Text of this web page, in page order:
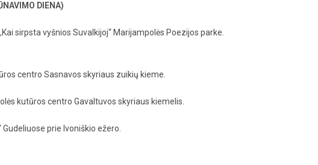
DIENA)
sirpsta vyšnios Suvalkijoj‘‘ Marijampolės Poezijos parke.
centro Sasnavos skyriaus zuikių kieme.
kutūros centro Gavaltuvos skyriaus kiemelis.
Gudeliuose prie Ivoniškio ežero.